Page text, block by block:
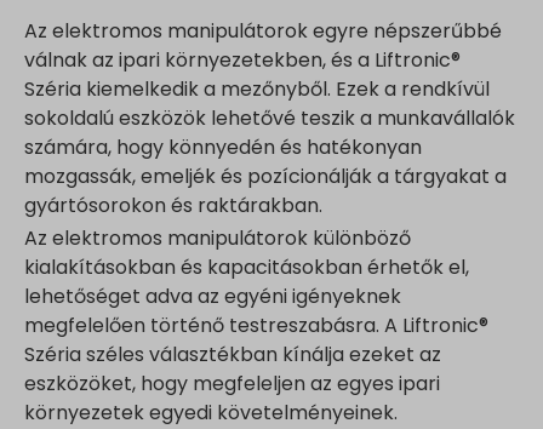
Az elektromos manipulátorok egyre népszerűbbé
válnak az ipari környezetekben, és a Liftronic®
Széria kiemelkedik a mezőnyből. Ezek a rendkívül
sokoldalú eszközök lehetővé teszik a munkavállalók
számára, hogy könnyedén és hatékonyan
mozgassák, emeljék és pozícionálják a tárgyakat a
gyártósorokon és raktárakban.
Az elektromos manipulátorok különböző
kialakításokban és kapacitásokban érhetők el,
lehetőséget adva az egyéni igényeknek
megfelelően történő testreszabásra. A Liftronic®
Széria széles választékban kínálja ezeket az
eszközöket, hogy megfeleljen az egyes ipari
környezetek egyedi követelményeinek.